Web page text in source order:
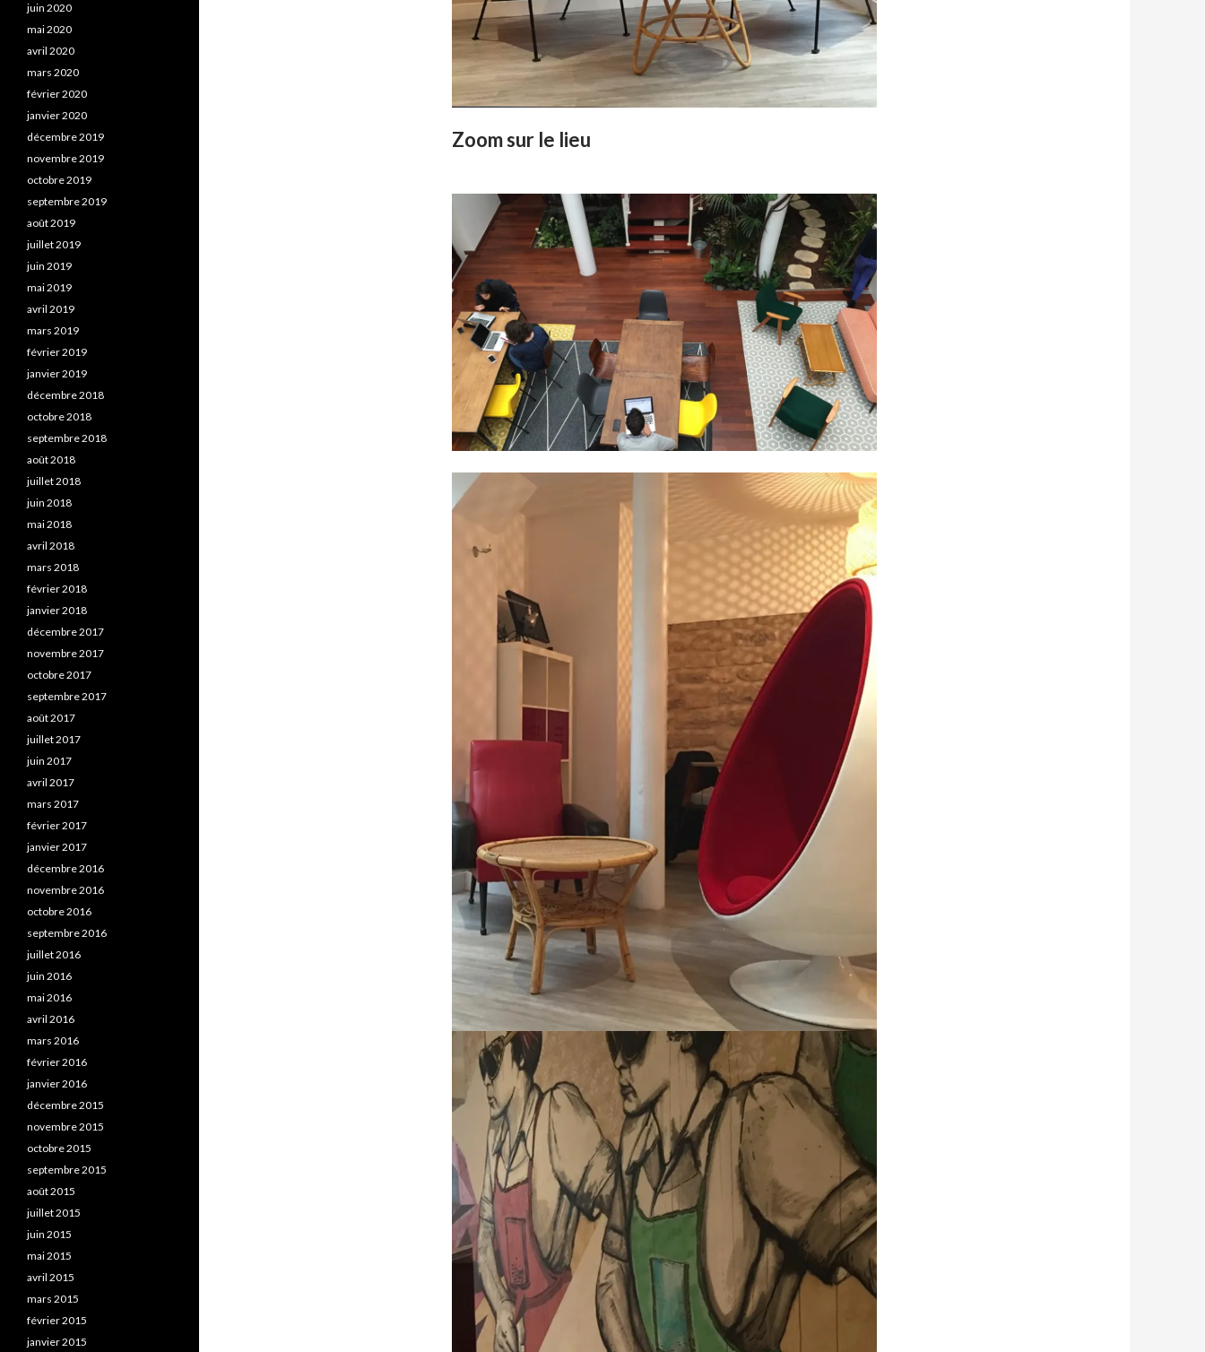
Zoom sur le lieu
juin 2020
mai 2020
avril 2020
mars 2020
février 2020
janvier 2020
décembre 2019
novembre 2019
octobre 2019
septembre 2019
août 2019
juillet 2019
juin 2019
mai 2019
avril 2019
mars 2019
février 2019
janvier 2019
décembre 2018
octobre 2018
septembre 2018
août 2018
juillet 2018
juin 2018
mai 2018
avril 2018
mars 2018
février 2018
janvier 2018
décembre 2017
novembre 2017
octobre 2017
septembre 2017
août 2017
juillet 2017
juin 2017
avril 2017
mars 2017
février 2017
janvier 2017
décembre 2016
novembre 2016
octobre 2016
septembre 2016
juillet 2016
juin 2016
mai 2016
avril 2016
mars 2016
février 2016
janvier 2016
décembre 2015
novembre 2015
octobre 2015
septembre 2015
août 2015
juillet 2015
juin 2015
mai 2015
avril 2015
mars 2015
février 2015
janvier 2015